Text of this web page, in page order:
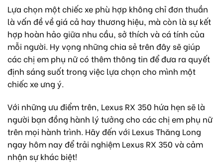
Lựa chọn một chiếc xe phù hợp không chỉ đơn thuần
là vấn đề về giá cả hay thương hiệu, mà còn là sự kết
hợp hoàn hảo giữa nhu cầu, sở thích và cá tính của
mỗi người. Hy vọng những chia sẻ trên đây sẽ giúp
các chị em phụ nữ có thêm thông tin để đưa ra quyết
định sáng suốt trong việc lựa chọn cho mình một
chiếc xe ưng ý.
Với những ưu điểm trên, Lexus RX 350 hứa hẹn sẽ là
người bạn đồng hành lý tưởng cho các chị em phụ nữ
trên mọi hành trình. Hãy đến với Lexus Thăng Long
ngay hôm nay để trải nghiệm Lexus RX 350 và cảm
nhận sự khác biệt!